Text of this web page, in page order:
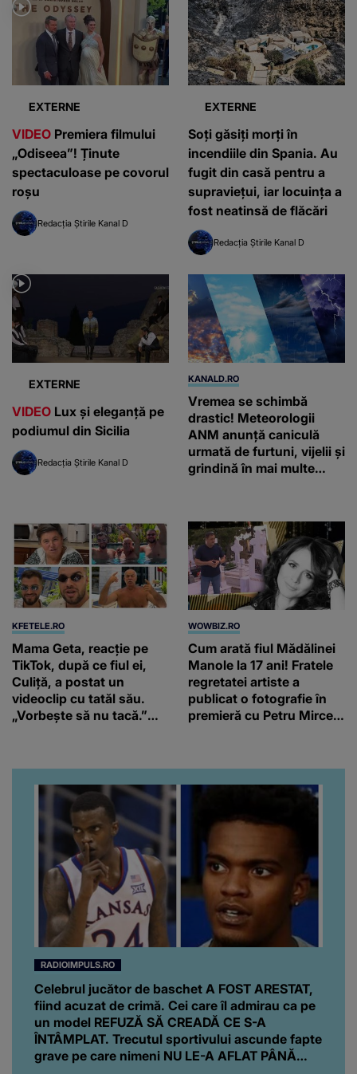
EXTERNE
VIDEO Premiera filmului
„Odiseea”! Ținute
spectaculoase pe covorul
roșu
Redacția Știrile Kanal D
EXTERNE
Soți găsiți morți în
incendiile din Spania. Au
fugit din casă pentru a
supraviețui, iar locuința a
fost neatinsă de flăcări
Redacția Știrile Kanal D
EXTERNE
VIDEO Lux și eleganță pe
podiumul din Sicilia
Redacția Știrile Kanal D
KANALD.RO
Vremea se schimbă
drastic! Meteorologii
ANM anunță caniculă
urmată de furtuni, vijelii și
grindină în mai multe
KFETELE.RO
Mama Geta, reacție pe
TikTok, după ce fiul ei,
Culiță, a postat un
videoclip cu tatăl său.
„Vorbește să nu tacă.”
WOWBIZ.RO
Cum arată fiul Mădălinei
Manole la 17 ani! Fratele
regretatei artiste a
publicat o fotografie în
premieră cu Petru Mircea
RADIOIMPULS.RO
Celebrul jucător de baschet A FOST ARESTAT,
fiind acuzat de crimă. Cei care îl admirau ca pe
un model REFUZĂ SĂ CREADĂ CE S-A
ÎNTÂMPLAT. Trecutul sportivului ascunde fapte
grave pe care nimeni NU LE-A AFLAT PÂNĂ